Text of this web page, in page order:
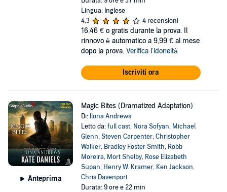
Lingua: Inglese
4,3
4 recensioni
16,46 € o gratis durante la prova. Il
rinnovo è automatico a 9,99 € al mese
dopo la prova. Verifica l'idoneità
Iscriviti ora
Anteprima
Magic Bites (Dramatized Adaptation)
Di: Ilona Andrews
Letto da:full cast, Nora Sofyan, Michael
Glenn,Steven Carpenter,Christopher
Walker, Bradley Foster Smith, Robb
Moreira, Mort Shelby, Rose Elizabeth
Supan, Henry W. Kramer, Ken Jackson,
Chris Davenport
Durata: 9 ore e 22 min